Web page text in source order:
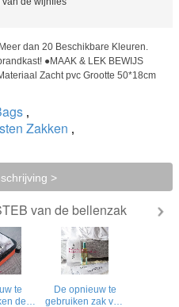
dan 20 Beschikbare Kleuren.
●MAAK & LEK BEWIJS
Zacht pvc Grootte 50*18cm
,
Zakken ,
>
van de bellenzak
te
de
De opnieuw te
gebruiken zak van